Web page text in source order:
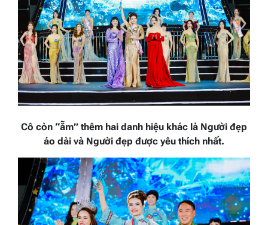
Cô còn “ẵm” thêm hai danh hiệu khác là Người đẹp
áo dài và Người đẹp được yêu thích nhất.